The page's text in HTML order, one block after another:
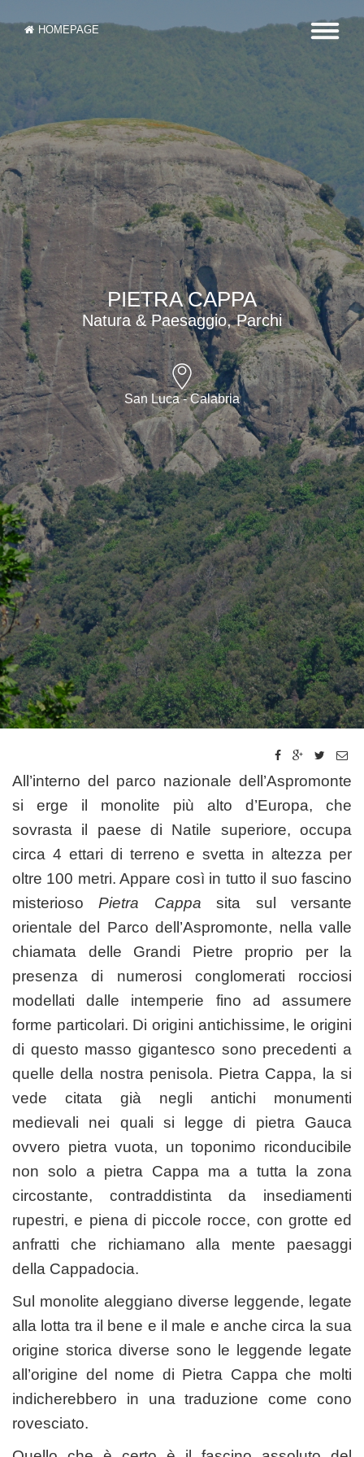
HOMEPAGE
PIETRA CAPPA
Natura & Paesaggio, Parchi
San Luca - Calabria
All’interno del parco nazionale dell’Aspromonte
si erge il monolite più alto d’Europa, che
sovrasta il paese di Natile superiore, occupa
circa 4 ettari di terreno e svetta in altezza per
oltre 100 metri. Appare così in tutto il suo fascino
misteriosoPietra Cappasita sul versante
orientale del Parco dell’Aspromonte, nella valle
chiamata delle Grandi Pietre proprio per la
presenza di numerosi conglomerati rocciosi
modellati dalle intemperie fino ad assumere
forme particolari. Di origini antichissime, le origini
di questo masso gigantesco sono precedenti a
quelle della nostra penisola. Pietra Cappa, la si
vede citata già negli antichi monumenti
medievali nei quali si legge di pietra Gauca
ovvero pietra vuota, un toponimo riconducibile
non solo a pietra Cappa ma a tutta la zona
circostante, contraddistinta da insediamenti
rupestri, e piena di piccole rocce, con grotte ed
anfratti che richiamano alla mente paesaggi
della Cappadocia.
Sul monolite aleggiano diverse leggende, legate
alla lotta tra il bene e il male e anche circa la sua
origine storica diverse sono le leggende legate
all’origine del nome di Pietra Cappa che molti
indicherebbero in una traduzione come cono
rovesciato.